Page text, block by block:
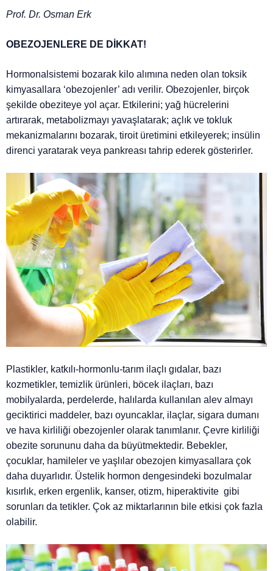
Prof. Dr. Osman Erk
OBEZOJENLERE DE DİKKAT!
Hormonalsistemi bozarak kilo alımına neden olan toksik
kimyasallara ‘obezojenler’ adı verilir. Obezojenler, birçok
şekilde obeziteye yol açar. Etkilerini; yağ hücrelerini
artırarak, metabolizmayı yavaşlatarak; açlık ve tokluk
mekanizmalarını bozarak, tiroit üretimini etkileyerek; insülin
direnci yaratarak veya pankreası tahrip ederek gösterirler.
Plastikler, katkılı-hormonlu-tarım ilaçlı gıdalar, bazı
kozmetikler, temizlik ürünleri, böcek ilaçları, bazı
mobilyalarda, perdelerde, halılarda kullanılan alev almayı
geciktirici maddeler, bazı oyuncaklar, ilaçlar, sigara dumanı
ve hava kirliliği obezojenler olarak tanımlanır. Çevre kirliliği
obezite sorununu daha da büyütmektedir. Bebekler,
çocuklar, hamileler ve yaşlılar obezojen kimyasallara çok
daha duyarlıdır. Üstelik hormon dengesindeki bozulmalar
kısırlık, erken ergenlik, kanser, otizm, hiperaktivite gibi
sorunları da tetikler. Çok az miktarlarının bile etkisi çok fazla
olabilir.